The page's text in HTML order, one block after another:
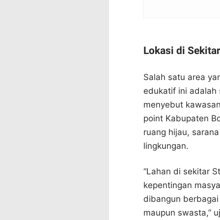
Lokasi di
Salah satu area
edukatif ini adalah
menyebut
point Kabupaten
ruang hijau,
lingkungan.
“Lahan di sekitar
kepentingan
dibangun
maupun swasta,”